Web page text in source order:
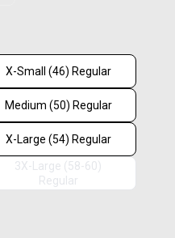
X-Small (46) Regular
Medium (50) Regular
X-Large (54) Regular
3X-Large (58-60)
Regular